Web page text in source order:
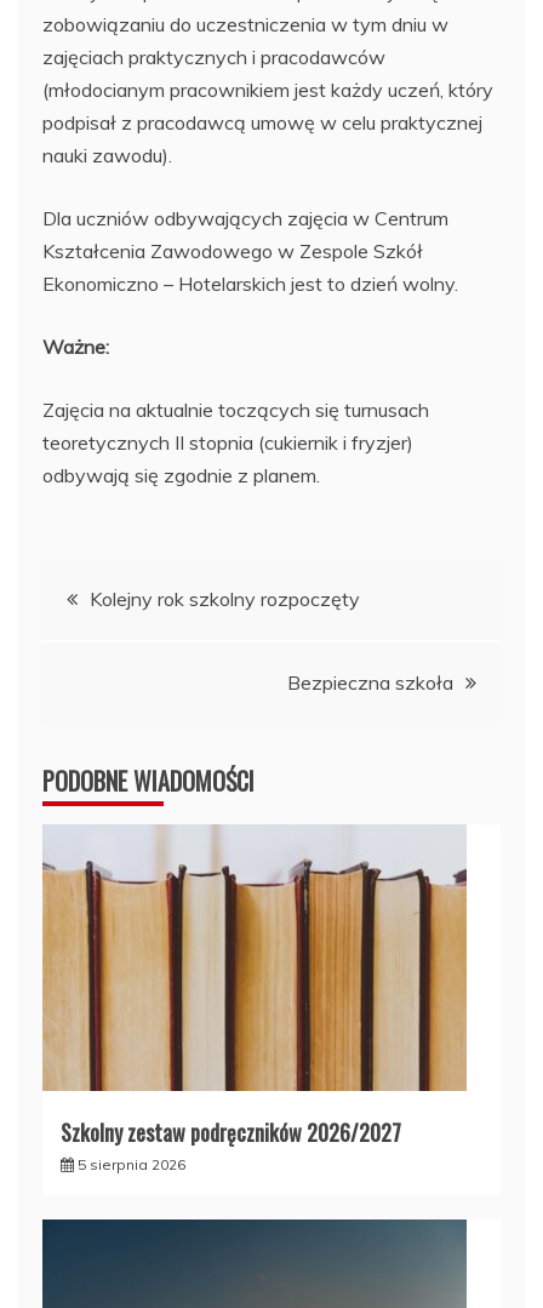
zobowiązaniu do uczestniczenia w tym dniu w
zajęciach praktycznych i pracodawców
(młodocianym pracownikiem jest każdy uczeń, który
podpisał z pracodawcą umowę w celu praktycznej
nauki zawodu).
Dla uczniów odbywających zajęcia w Centrum
Kształcenia Zawodowego w Zespole Szkół
Ekonomiczno – Hotelarskich jest to dzień wolny.
Ważne:
Zajęcia na aktualnie toczących się turnusach
teoretycznych II stopnia (cukiernik i fryzjer)
odbywają się zgodnie z planem.
Nawigacja
Kolejny rok szkolny rozpoczęty
Bezpieczna szkoła
PODOBNE WIADOMOŚCI
Szkolny zestaw podręczników 2026/2027
5 sierpnia 2026